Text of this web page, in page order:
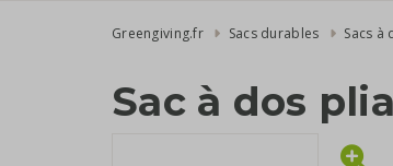
Greengiving.fr Sacs durables Sacs à
Sac à dos